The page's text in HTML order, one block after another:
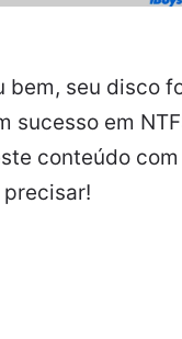
bem, seu disco
sucesso em
conteúdo com